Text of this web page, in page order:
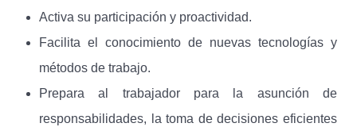
Activa su participación y proactividad.
Facilita el conocimiento de nuevas tecnologías y
métodos de trabajo.
Prepara al trabajador para la asunción de
responsabilidades, la toma de decisiones eficientes